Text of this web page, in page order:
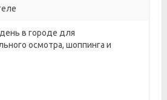
в городе для
осмотра, шоппинга и